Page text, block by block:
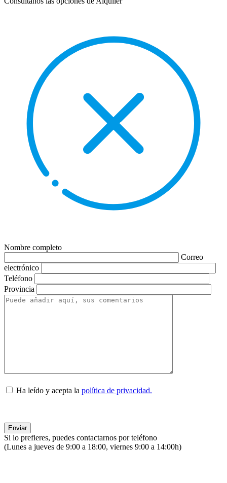
Nombre completo
Correo
electrónico
Teléfono
Provincia
Ha leído y acepta la política de privacidad.
Si lo prefieres, puedes contactarnos por teléfono
(Lunes a jueves de 9:00 a 18:00, viernes 9:00 a 14:00h)